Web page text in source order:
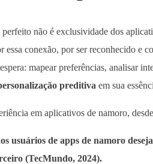
não é exclusividade dos
essa conexão, por ser reconhecido e
mapear preferências, analisar
preditiva em sua
em aplicativos de namoro,
usuários de apps de namoro
(TecMundo, 2024).